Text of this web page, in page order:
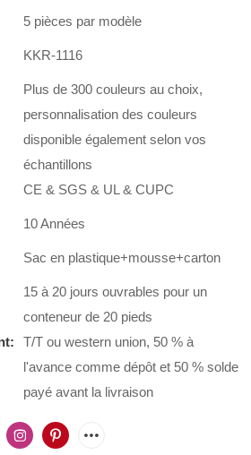
5 pièces par modèle
KKR-1116
Plus de 300 couleurs au choix,
personnalisation des couleurs
disponible également selon vos
échantillons
CE & SGS & UL & CUPC
10 Années
Sac en plastique+mousse+carton
15 à 20 jours ouvrables pour un
conteneur de 20 pieds
T/T ou western union, 50 % à
l'avance comme dépôt et 50 % solde
payé avant la livraison